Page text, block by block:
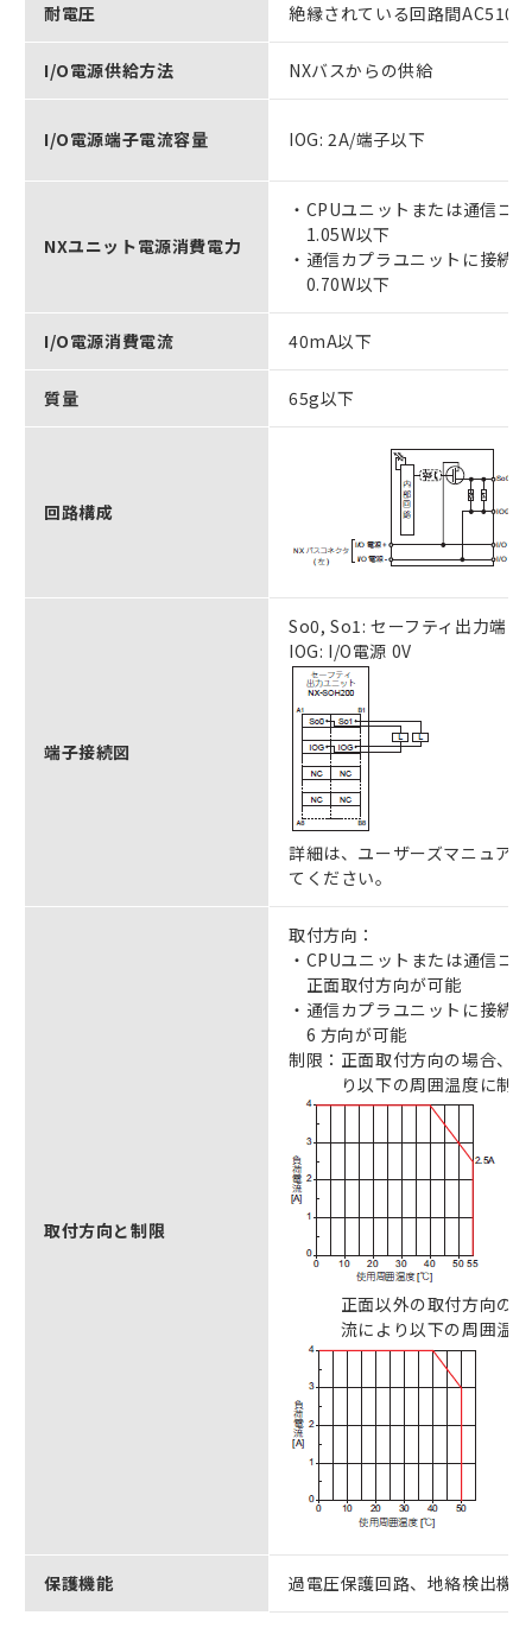
耐電圧 絶縁されている回路間
I/O電源供給方法 NXバスからの供給
I/O電源端子電流容量 IOG: 2A/端子以下
NXユニット電源消費電力
・CPUユニットまたは通信コ
1.05W以下
・通信カプラユニットに接続
0.70W以下
I/O電源消費電流 40mA以下
質量 65g以下
回路構成
端子接続図
So0, So1: セーフティ出力端子
IOG: I/O電源 0V
詳細は、ユーザーズマニュア
てください。
取付方向と制限
取付方向：
・CPUユニットまたは通信コ
正面取付方向が可能
・通信カプラユニットに接続
6 方向が可能
制限：正面取付方向の場合、
り以下の周囲温度に制限
正面以外の取付方向の場
流により以下の周囲温度
保護機能 過電圧保護回路、地絡検出機能